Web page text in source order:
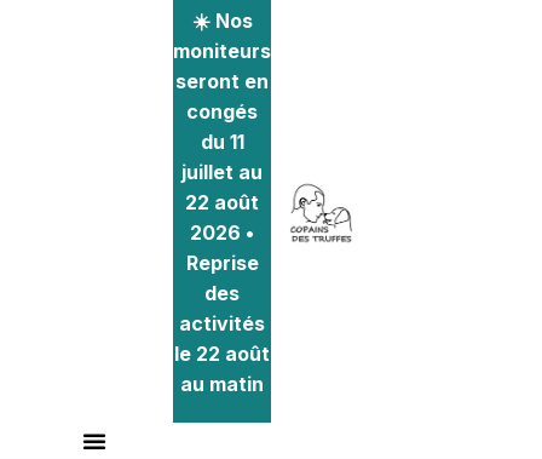
☀️ Nos
moniteurs
seront en
congés
du 11
juillet au
22 août
2026 •
Reprise
des
activités
le 22 août
au matin